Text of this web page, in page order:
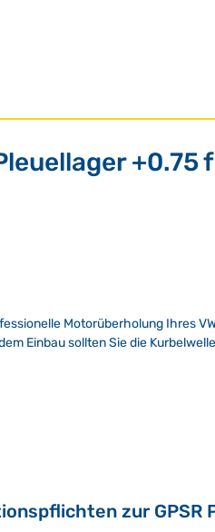
+0.75
Motorüberholung Ihres
Einbau sollten Sie die
zur